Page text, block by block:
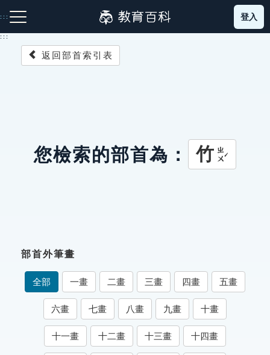
到
主
:::
成語故事
索引選單
知識索引
單字索引
生命大百科索引
登入
:::
返回部首索引表
您檢索的部首為： 竹 ㄓㄨˊ
部首外筆畫
全部 一畫 二畫 三畫 四畫 五畫
六畫 七畫 八畫 九畫 十畫
十一畫 十二畫 十三畫 十四畫